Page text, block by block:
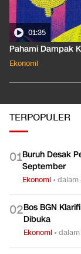
01:35
Pahami Dampak
Ekonomi
TERPOPULER
01Buruh Desak
September
Ekonomi •dalam
02Bos BGN
Dibuka
Ekonomi •